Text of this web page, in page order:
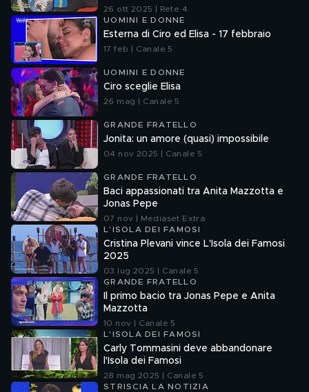
26 ott 2025 | Rete 4
UOMINI E DONNE
Esterna di Ciro ed Elisa - 17 febbraio
17 feb | Canale 5
UOMINI E DONNE
Ciro sceglie Elisa
26 mag | Canale 5
GRANDE FRATELLO
Jonita: un amore (quasi) impossibile
04 nov 2025 | Canale 5
GRANDE FRATELLO
Baci appassionati tra Anita Mazzotta e
Jonas Pepe
07 nov | Mediaset Extra
L'ISOLA DEI FAMOSI
Cristina Plevani vince L'Isola dei Famosi
2025
03 lug 2025 | Canale 5
GRANDE FRATELLO
Il primo bacio tra Jonas Pepe e Anita
Mazzotta
10 nov | Canale 5
L'ISOLA DEI FAMOSI
Carly Tommasini deve abbandonare
l'Isola dei Famosi
28 mag 2025 | Canale 5
STRISCIA LA NOTIZIA